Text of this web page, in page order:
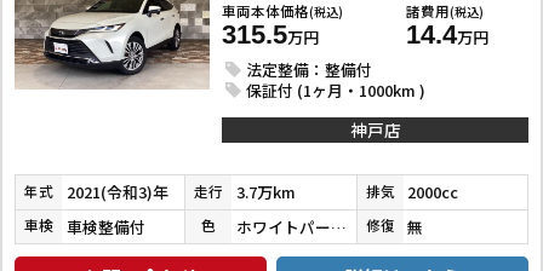
車両本体価格(税込)
315.5万円
諸費用(税込)
14.4万円
法定整備：整備付
保証付 (1ヶ月・1000km )
神戸店
年式 2021(令和3)年 走行 3.7万km 排気 2000cc
車検 車検整備付 色 ホワイトパールクリスタルシャイン 修復 無